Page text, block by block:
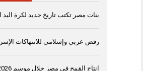
بنات مصر تكتب تاريخ جديد لكرة اليد
رفض عربي وإسلامي للانتهاكات